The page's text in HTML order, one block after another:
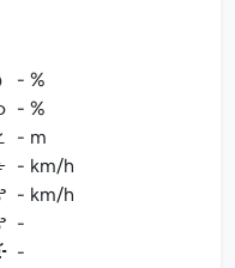
- %
- %
- m
- km/h
- km/h
-
-